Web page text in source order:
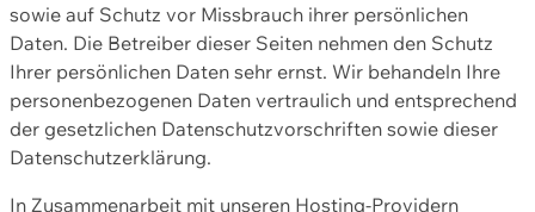
sowie auf Schutz vor Missbrauch ihrer persönlichen
Daten. Die Betreiber dieser Seiten nehmen den Schutz
Ihrer persönlichen Daten sehr ernst. Wir behandeln Ihre
personenbezogenen Daten vertraulich und entsprechend
der gesetzlichen Datenschutzvorschriften sowie dieser
Datenschutzerklärung.
In Zusammenarbeit mit unseren Hosting-Providern